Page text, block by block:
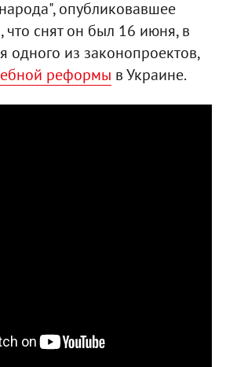
опубликовавшее
что снят он был 16 июня, в
одного из законопроектов,
реформы в Украине.